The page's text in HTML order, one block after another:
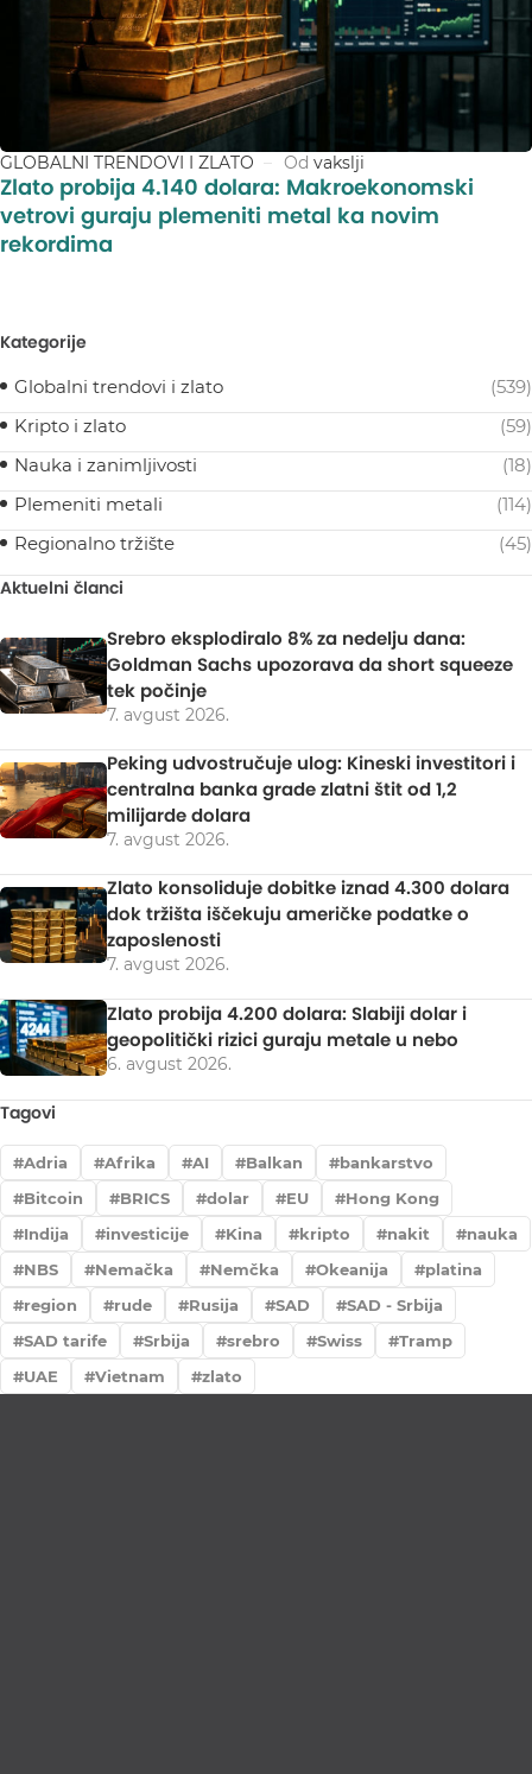
GLOBALNI TRENDOVI I ZLATO Od vakslji
Zlato probija 4.140 dolara: Makroekonomski
vetrovi guraju plemeniti metal ka novim
rekordima
Kategorije
Globalni trendovi i zlato
(539)
Kripto i zlato
(59)
Nauka i zanimljivosti
(18)
Plemeniti metali
(114)
Regionalno tržište
(45)
Aktuelni članci
Srebro eksplodiralo 8% za nedelju dana:
Goldman Sachs upozorava da short squeeze
tek počinje
7. avgust 2026.
Peking udvostručuje ulog: Kineski investitori i
centralna banka grade zlatni štit od 1,2
milijarde dolara
7. avgust 2026.
Zlato konsoliduje dobitke iznad 4.300 dolara
dok tržišta iščekuju američke podatke o
zaposlenosti
7. avgust 2026.
Zlato probija 4.200 dolara: Slabiji dolar i
geopolitički rizici guraju metale u nebo
6. avgust 2026.
Tagovi
Adria Afrika AI Balkan
bankarstvo
Bitcoin
BRICS dolar EU
Hong Kong
Indija
investicije Kina kripto nakit
nauka
NBS
Nemačka Nemčka Okeanija
platina
region
rude Rusija SAD
SAD - Srbija
SAD tarife
Srbija srebro Swiss
Tramp
UAE
Vietnam zlato